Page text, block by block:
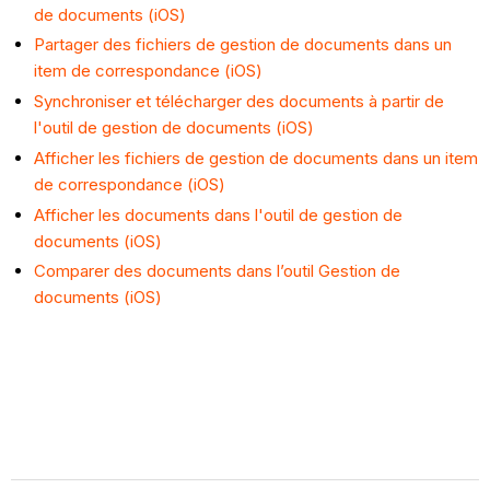
de documents (iOS)
Partager des fichiers de gestion de documents dans un
item de correspondance (iOS)
Synchroniser et télécharger des documents à partir de
l'outil de gestion de documents (iOS)
Afficher les fichiers de gestion de documents dans un item
de correspondance (iOS)
Afficher les documents dans l'outil de gestion de
documents (iOS)
Comparer des documents dans l’outil Gestion de
documents (iOS)